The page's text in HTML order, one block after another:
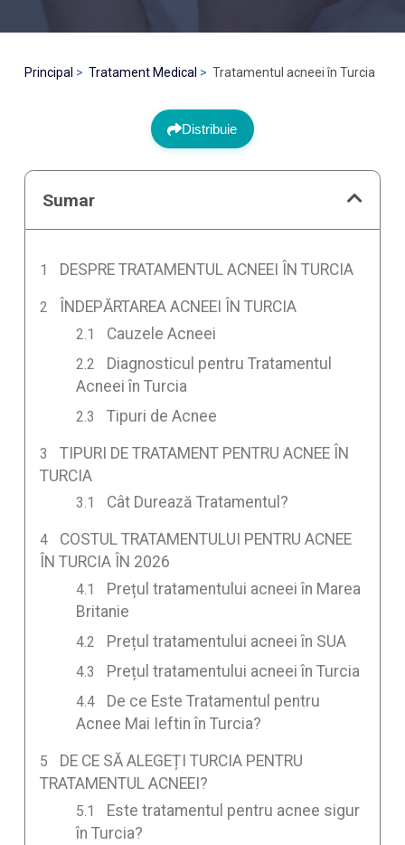
Principal Tratament Medical Tratamentul acneei în Turcia
Distribuie
Sumar
DESPRE TRATAMENTUL ACNEEI ÎN TURCIA
ÎNDEPĂRTAREA ACNEEI ÎN TURCIA
Cauzele Acneei
Diagnosticul pentru Tratamentul
Acneei în Turcia
Tipuri de Acnee
TIPURI DE TRATAMENT PENTRU ACNEE ÎN
TURCIA
Cât Durează Tratamentul?
COSTUL TRATAMENTULUI PENTRU ACNEE
ÎN TURCIA ÎN 2026
Prețul tratamentului acneei în Marea
Britanie
Prețul tratamentului acneei în SUA
Prețul tratamentului acneei în Turcia
De ce Este Tratamentul pentru
Acnee Mai Ieftin în Turcia?
DE CE SĂ ALEGEȚI TURCIA PENTRU
TRATAMENTUL ACNEEI?
Este tratamentul pentru acnee sigur
în Turcia?